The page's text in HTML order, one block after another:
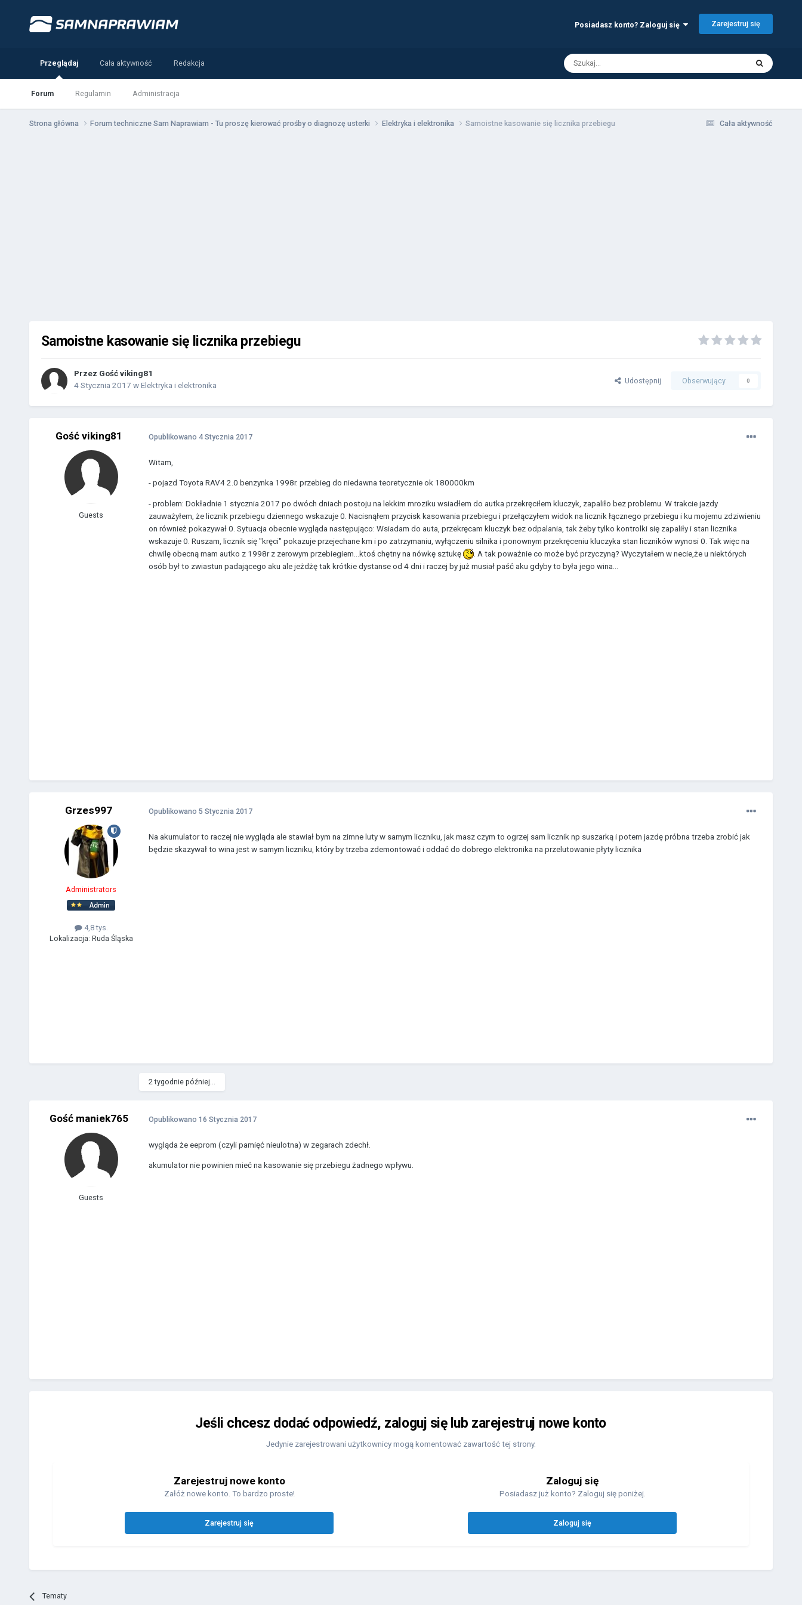
Posiadasz konto? Zaloguj się Zarejestruj się
Przeglądaj
Forum Regulamin Administracja
Cała aktywność Redakcja
Cała aktywność
Strona główna Forum techniczne Sam Naprawiam - Tu proszę kierować prośby o diagnozę usterki Elektryka i elektronika Samoistne kasowanie się licznika przebiegu
Samoistne kasowanie się licznika przebiegu
Przez Gość viking81
4 Stycznia 2017 w Elektryka i elektronika Udostępnij Obserwujący 0
Gość viking81
Guests
Opublikowano 4 Stycznia 2017
Witam,
- pojazd Toyota RAV4 2.0 benzynka 1998r. przebieg do niedawna teoretycznie ok 180000km
- problem: Dokładnie 1 stycznia 2017 po dwóch dniach postoju na lekkim mroziku wsiadłem do autka przekręciłem kluczyk, zapaliło bez problemu. W trakcie jazdy
zauważyłem, że licznik przebiegu dziennego wskazuje 0. Nacisnąłem przycisk kasowania przebiegu i przełączyłem widok na licznik łącznego przebiegu i ku mojemu zdziwieniu
on również pokazywał 0. Sytuacja obecnie wygląda następująco: Wsiadam do auta, przekręcam kluczyk bez odpalania, tak żeby tylko kontrolki się zapaliły i stan licznika
wskazuje 0. Ruszam, licznik się "kręci" pokazuje przejechane km i po zatrzymaniu, wyłączeniu silnika i ponownym przekręceniu kluczyka stan liczników wynosi 0. Tak więc na
chwilę obecną mam autko z 1998r z zerowym przebiegiem...ktoś chętny na nówkę sztukę
. A tak poważnie co może być przyczyną? Wyczytałem w necie,że u niektórych
osób był to zwiastun padającego aku ale jeżdżę tak krótkie dystanse od 4 dni i raczej by już musiał paść aku gdyby to była jego wina...
Grzes997
Administrators
4,8 tys.
Lokalizacja: Ruda Śląska
Opublikowano 5 Stycznia 2017
Na akumulator to raczej nie wygląda ale stawiał bym na zimne luty w samym liczniku, jak masz czym to ogrzej sam licznik np suszarką i potem jazdę próbna trzeba zrobić jak
będzie skazywał to wina jest w samym liczniku, który by trzeba zdemontować i oddać do dobrego elektronika na przelutowanie płyty licznika
2 tygodnie później...
Gość maniek765
Guests
Opublikowano 16 Stycznia 2017
wygląda że eeprom (czyli pamięć nieulotna) w zegarach zdechł.
akumulator nie powinien mieć na kasowanie się przebiegu żadnego wpływu.
Jeśli chcesz dodać odpowiedź, zaloguj się lub zarejestruj nowe konto
Jedynie zarejestrowani użytkownicy mogą komentować zawartość tej strony.
Zarejestruj nowe konto
Załóż nowe konto. To bardzo proste!
Zarejestruj się
Zaloguj się
Posiadasz już konto? Zaloguj się poniżej.
Zaloguj się
Tematy